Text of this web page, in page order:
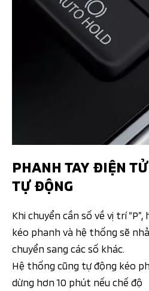
PHANH TAY ĐIỆN
TỰ ĐỘNG
Khi chuyển cần số về vị trí
kéo phanh và hệ thống sẽ
chuyển sang các số khác.
Hệ thống cũng tự động kéo
dừng hơn 10 phút nếu chế độ